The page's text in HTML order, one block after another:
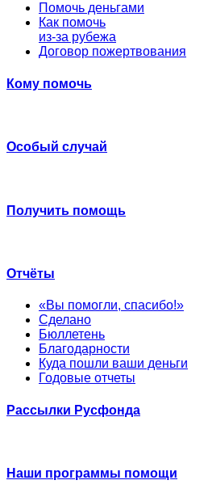
Помочь деньгами
Как помочь
из-за рубежа
Договор пожертвования
Кому помочь
Особый случай
Получить помощь
Отчёты
«Вы помогли, спасибо!»
Сделано
Бюллетень
Благодарности
Куда пошли ваши деньги
Годовые отчеты
Рассылки Русфонда
Наши программы помощи